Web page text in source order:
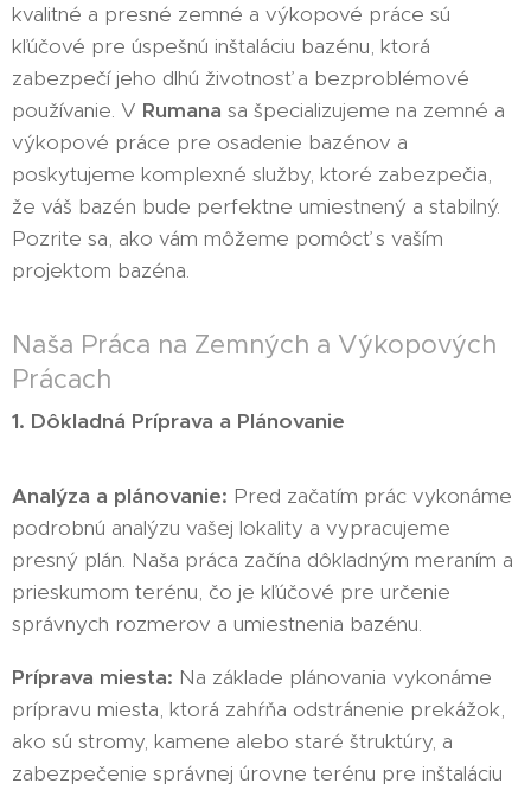
kvalitné a presné zemné a výkopové práce sú
kľúčové pre úspešnú inštaláciu bazénu, ktorá
zabezpečí jeho dlhú životnosť a bezproblémové
používanie. V Rumana sa špecializujeme na zemné a
výkopové práce pre osadenie bazénov a
poskytujeme komplexné služby, ktoré zabezpečia,
že váš bazén bude perfektne umiestnený a stabilný.
Pozrite sa, ako vám môžeme pomôcť s vaším
projektom bazéna.
Naša Práca na Zemných a Výkopových
Prácach
1. Dôkladná Príprava a Plánovanie
Analýza a plánovanie: Pred začatím prác vykonáme
podrobnú analýzu vašej lokality a vypracujeme
presný plán. Naša práca začína dôkladným meraním a
prieskumom terénu, čo je kľúčové pre určenie
správnych rozmerov a umiestnenia bazénu.
Príprava miesta: Na základe plánovania vykonáme
prípravu miesta, ktorá zahŕňa odstránenie prekážok,
ako sú stromy, kamene alebo staré štruktúry, a
zabezpečenie správnej úrovne terénu pre inštaláciu